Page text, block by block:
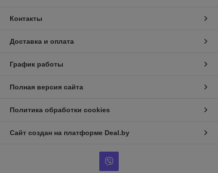
Контакты
Доставка и оплата
График работы
Полная версия сайта
Политика обработки cookies
Сайт создан на платформе Deal.by